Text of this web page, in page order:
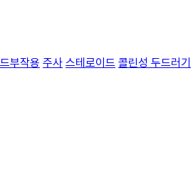
부작용 주사 스테로이드 콜린성 두드러기